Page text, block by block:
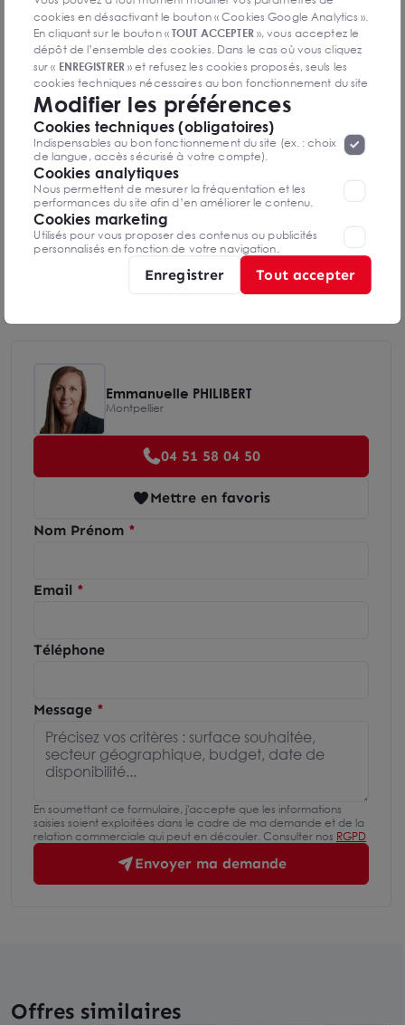
DPE & GES
Diagnostic de performance énergétique
Diagnostics DPE en cours de réalisation
Indice d'émission de gaz à effet de serre
Diagnostics GES en cours de réalisation
Emmanuelle PHILIBERT
Montpellier
04 51 58 04 50
Mettre en favoris
Nom Prénom
Email
Téléphone
Message
En soumettant ce formulaire, j'accepte que les informations
saisies soient exploitées dans le cadre de ma demande et de la
relation commerciale qui peut en découler. Consulter nos RGPD
Envoyer ma demande
Offres similaires
cookies en désactivant le bouton « Cookies Google Analytics ».
En cliquant sur le bouton «TOUT ACCEPTER», vous acceptez le
dépôt de l’ensemble des cookies. Dans le cas où vous cliquez
sur « ENREGISTRER» et refusez les cookies proposés, seuls les
cookies techniques nécessaires au bon fonctionnement du site
seront déposés. Pour plus d’informations, vous pouvez consulter
«Protection des données à caractère
personnel ».Lorsque vous naviguez sur notre site internet, il
peut être amenée à déposer des cookies. Vous avez la
possibilité de désactiver les cookies, ces réglages ne seront
valables que sur le navigateur que vous utilisez actuellement
Modifier les préférences
Cookies techniques (obligatoires)
Indispensables au bon fonctionnement du site (ex. : choix
de langue, accès sécurisé à votre compte).
Cookies analytiques
Nous permettent de mesurer la fréquentation et les
performances du site afin d’en améliorer le contenu.
Cookies marketing
Utilisés pour vous proposer des contenus ou publicités
personnalisés en fonction de votre navigation.
Enregistrer Tout accepter